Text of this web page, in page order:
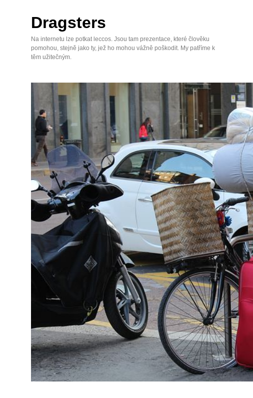
to
content
Dragsters
Na internetu lze potkat leccos. Jsou tam prezentace, které člověku
pomohou, stejně jako ty, jež ho mohou vážně poškodit. My patříme k
těm užitečným.